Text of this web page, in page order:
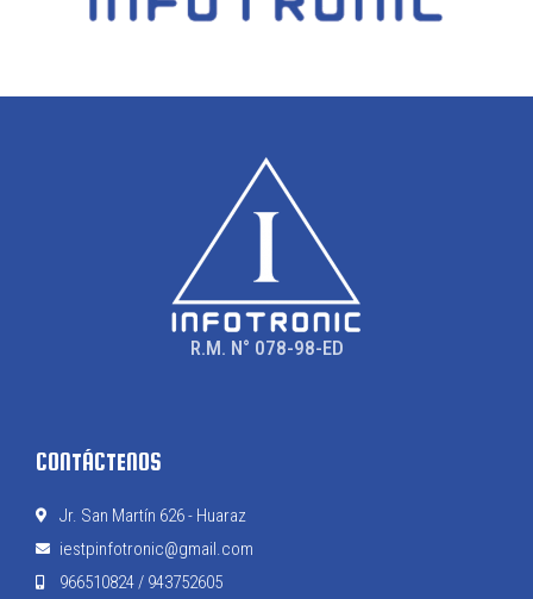
R.M. N° 078-98-ED
CONTÁCTENOS
Jr. San Martín 626 - Huaraz
iestpinfotronic@gmail.com
966510824 / 943752605